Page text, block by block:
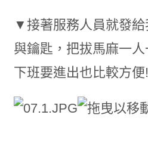
▼接著服務人員就發給
與鑰匙，把拔馬麻一
下班要進出也比較方便!